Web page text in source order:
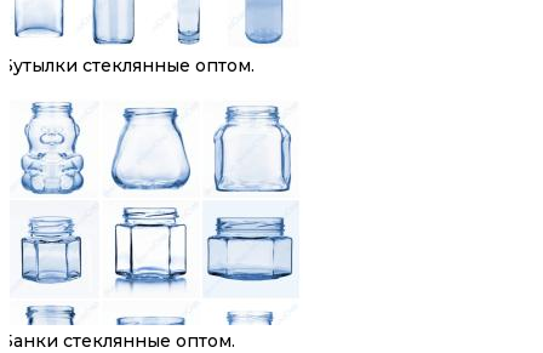
Бутылки стеклянные оптом.
Банки стеклянные оптом.